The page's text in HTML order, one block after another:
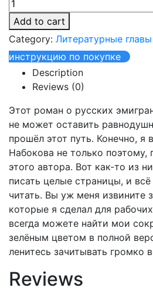
Add to cart
Category: Литературные
инструкцию по покупке
Description
Reviews (0)
Этот роман о русских
не может оставить
прошёл этот путь. Конечно, я
Набокова не только
этого автора. Вот как-то из
писать целые страницы, и
читать. Вы уж меня извините
которые я сделал для
всегда можете найти мои
зелёным цветом в полной
ленитесь зачитывать громко
Reviews